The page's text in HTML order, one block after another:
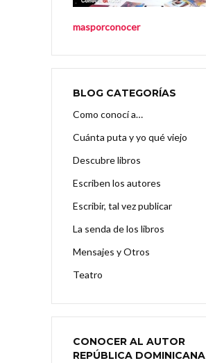
masporconocer
BLOG CATEGORÍAS
Como conocí a…
Cuánta puta y yo qué viejo
Descubre libros
Escriben los autores
Escribir, tal vez publicar
La senda de los libros
Mensajes y Otros
Teatro
CONOCER AL AUTOR
REPÚBLICA DOMINICANA